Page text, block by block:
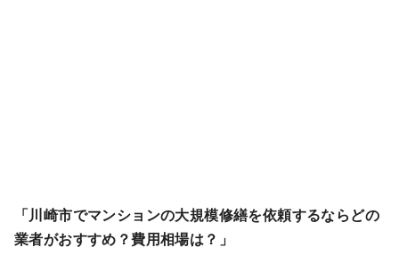
「川崎市でマンションの大規模修繕を依頼するならどの
業者がおすすめ？費用相場は？」